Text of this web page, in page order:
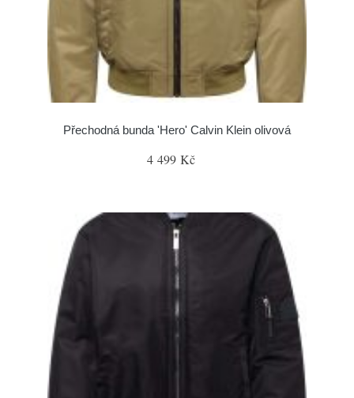
Přechodná bunda 'Hero' Calvin Klein olivová
4 499 Kč